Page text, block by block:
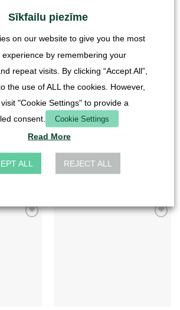
SĀKUMA KOMPLEKTI
ANTCUBE Starter komplekts M - 20×20 -
Combi
89,90
ar PVN
Sīkfailu piezīme
on our website to give you the most
experience by remembering your
repeat visits. By clicking “Accept All”,
the use of ALL the cookies. However,
"Cookie Settings" to provide a
consent.
Cookie Settings
Read More
ALL REJECT ALL